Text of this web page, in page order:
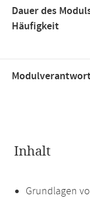
Dauer des
Häufigkeit
Inhalt
Grundlagen